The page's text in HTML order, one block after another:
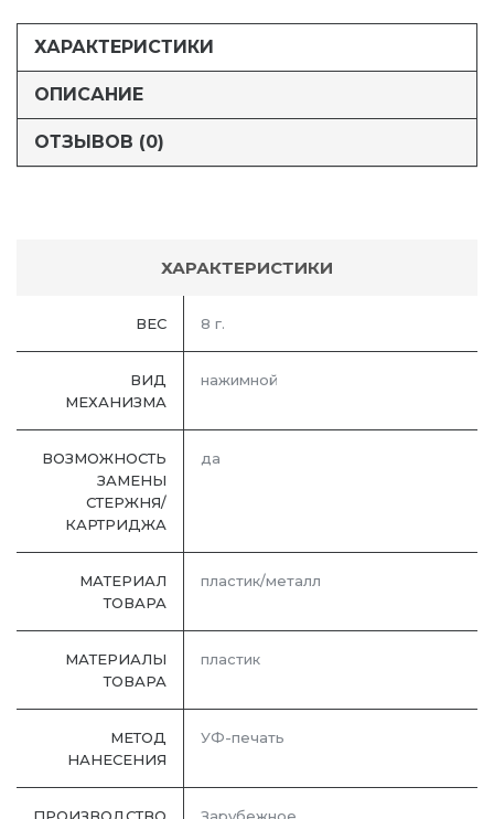
ХАРАКТЕРИСТИКИ
ОПИСАНИЕ
ОТЗЫВОВ (0)
ХАРАКТЕРИСТИКИ
ВЕС 8 г.
ВИД
МЕХАНИЗМА
нажимной
ВОЗМОЖНОСТЬ
ЗАМЕНЫ
СТЕРЖНЯ/
КАРТРИДЖА
да
МАТЕРИАЛ
ТОВАРА
пластик/металл
МАТЕРИАЛЫ
ТОВАРА
пластик
МЕТОД
НАНЕСЕНИЯ
УФ-печать